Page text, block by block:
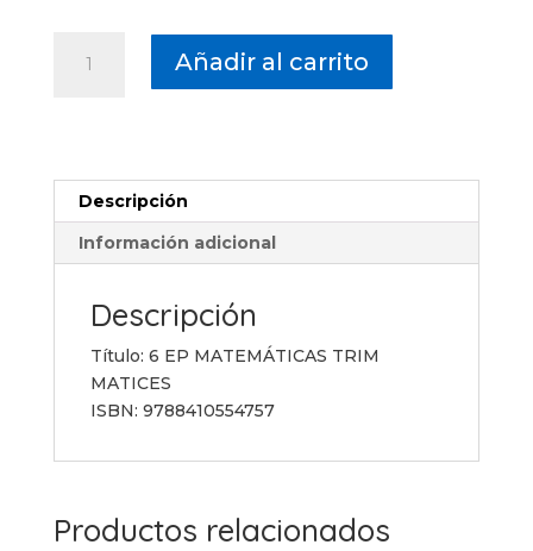
cantidad
Añadir al carrito
Descripción
Información adicional
Descripción
Título: 6 EP MATEMÁTICAS TRIM
MATICES
ISBN: 9788410554757
Productos relacionados